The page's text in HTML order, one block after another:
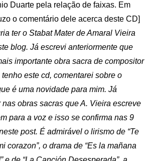
Duarte pela relação de faixas. Em
o comentário dele acerca deste CD]
ter o Stabat Mater de Amaral Vieira
blog. Já escrevi anteriormente que
importante obra sacra de compositor
este cd, comentarei sobre o
é uma novidade para mim. Já
obras sacras que A. Vieira escreve
para a voz e isso se confirma nas 9
post. É admirável o lirismo de “Te
corazon”, o drama de “Es la mañana